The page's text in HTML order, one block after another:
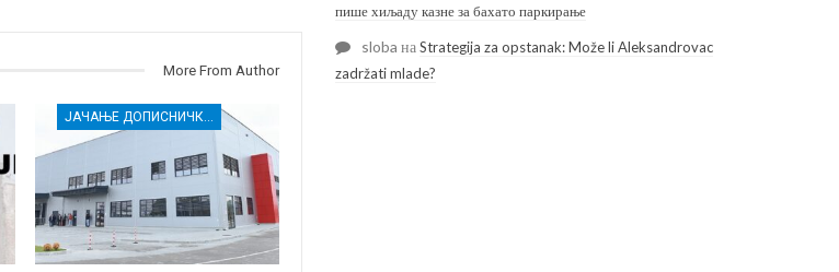
More From Author
ЈАЧАЊЕ ДОПИСНИЧКЕ МРЕЖЕ НЕЗАВИСНИХ МЕДИЈА У РАСИНСКОМ ОКРУГУ
пише хиљаду казне за бахато паркирање
sloba наStrategija za opstanak: Može li Aleksandrovac
zadržati mlade?